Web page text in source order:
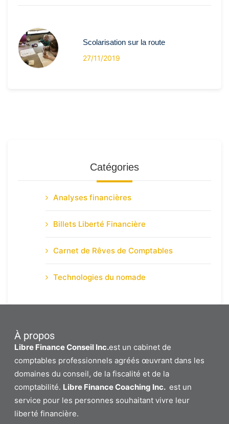
Scolarisation sur la route
27/11/2019
Catégories
Analyses financières
Billets Liberté Financière
Carnet de Rêves de Comptables
Technologies du nomade
À propos
Libre Finance Conseil Inc.est un cabinet de
comptables professionnels agréés œuvrant dans les
domaines du conseil, de la fiscalité et de la
comptabilité. Libre Finance Coaching Inc. est un
service pour les personnes souhaitant vivre leur
liberté financière.